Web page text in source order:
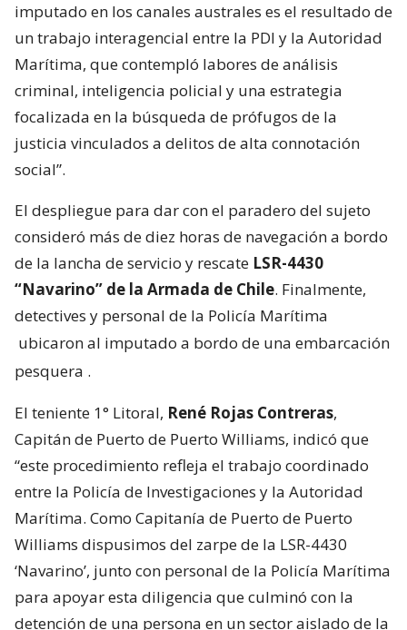
imputado en los canales australes es el resultado de
un trabajo interagencial entre la PDI y la Autoridad
Marítima, que contempló labores de análisis
criminal, inteligencia policial y una estrategia
focalizada en la búsqueda de prófugos de la
justicia vinculados a delitos de alta connotación
social”.
El despliegue para dar con el paradero del sujeto
consideró más de diez horas de navegación a bordo
de la lancha de servicio y rescate LSR-4430
“Navarino” de la Armada de Chile. Finalmente,
detectives y personal de la Policía Marítima
ubicaron al imputado a bordo de una embarcación
pesquera .
El teniente 1° Litoral, René Rojas Contreras,
Capitán de Puerto de Puerto Williams, indicó que
“este procedimiento refleja el trabajo coordinado
entre la Policía de Investigaciones y la Autoridad
Marítima. Como Capitanía de Puerto de Puerto
Williams dispusimos del zarpe de la LSR-4430
‘Navarino’, junto con personal de la Policía Marítima
para apoyar esta diligencia que culminó con la
detención de una persona en un sector aislado de la